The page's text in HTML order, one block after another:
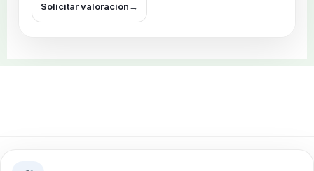
Solicitar valoración→